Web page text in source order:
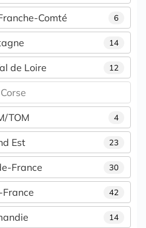
6
Comté
14
12
de Loire
Corse
4
TOM
23
Est
30
France
42
14